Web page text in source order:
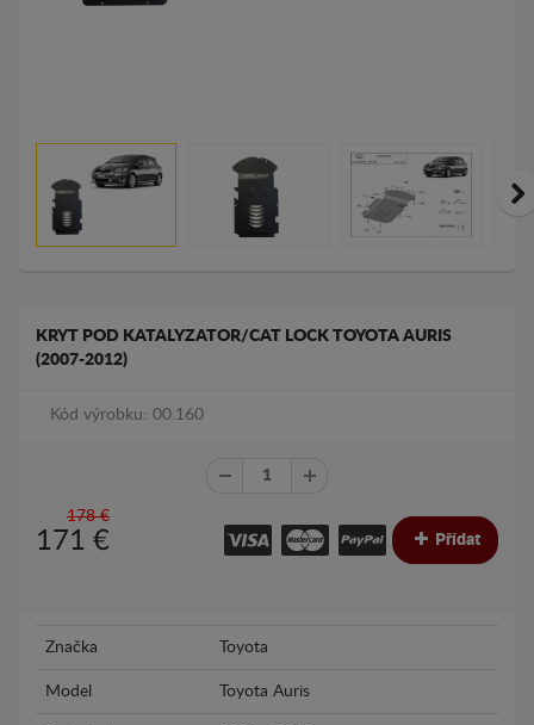
KRYT POD KATALYZATOR/CAT LOCK TOYOTA AURIS
(2007-2012)
Kód výrobku: 00.160
178 €
171 € Přídat
Značka Toyota
Model Toyota Auris